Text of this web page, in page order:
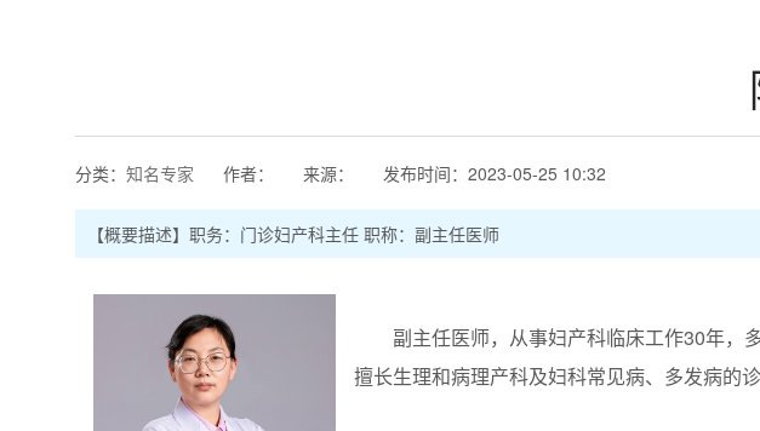
分类： 知名专家 作者： 来源： 发布时间： 2023-05-25 10:32
【概要描述】 职务：门诊妇产科主任 职称：副主任医师
副主任医师，从事妇产科临床工作30年，多
擅长生理和病理产科及妇科常见病、多发病的